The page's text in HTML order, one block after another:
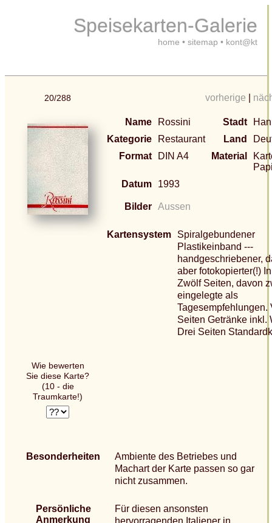
Speisekarten-Galerie
home • sitemap • kont@kt
20/288 vorherige
Name Rossini Stadt
Kategorie
Restaurant Land
Format
DIN A4 Material
Datum
1993
Bilder Aussen
Kartensystem
Spiralgebundener
Plastikeinband ---
handgeschriebener,
aber fotokopierter(!)
Zwölf Seiten, davon
eingelegte als
Tagesempfehlungen.
Seiten Getränke inkl.
Drei Seiten
Wie bewerten
Sie diese Karte?
(10 - die
Traumkarte!)
Besonderheiten
Ambiente des Betriebes und
Machart der Karte passen so gar
nicht zusammen.
Persönliche
Anmerkung
Für diesen ansonsten
hervorragenden Italiener in